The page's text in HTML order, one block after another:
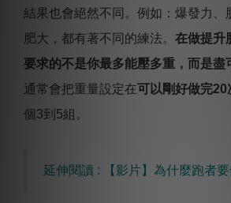
結果也會絕然不同。例如：爆發力、
肥大，都有著不同的練法。 在做提升
要求的不是你最多能壓多重，而是盡
通常會把重量設定在可以剛好做完20
個3到5組。
延伸閱讀 : 【影片】為什麼跑者要